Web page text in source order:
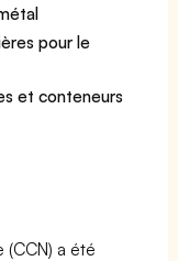
pour le
et conteneurs
a été